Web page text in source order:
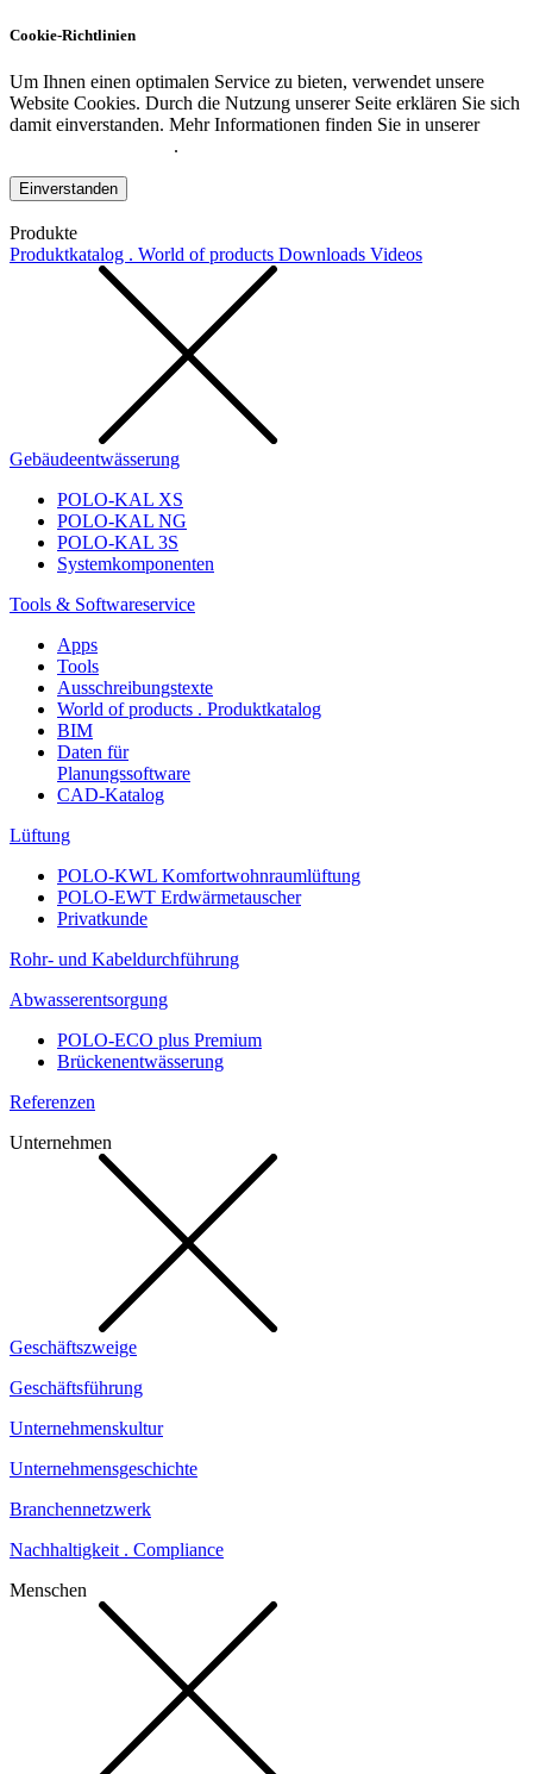
Cookie-Richtlinien
Um Ihnen einen optimalen Service zu bieten, verwendet unsere
Website Cookies. Durch die Nutzung unserer Seite erklären Sie sich
damit einverstanden. Mehr Informationen finden Sie in unserer
.
Einverstanden
Produkte
Produktkatalog . World of products Downloads Videos
Gebäudeentwässerung
POLO-KAL XS
POLO-KAL NG
POLO-KAL 3S
Systemkomponenten
Tools & Softwareservice
Apps
Tools
Ausschreibungstexte
World of products . Produktkatalog
BIM
Daten für
Planungssoftware
CAD-Katalog
Lüftung
POLO-KWL Komfortwohnraumlüftung
POLO-EWT Erdwärmetauscher
Privatkunde
Rohr- und Kabeldurchführung
Abwasserentsorgung
POLO-ECO plus Premium
Brückenentwässerung
Referenzen
Unternehmen
Geschäftszweige
Geschäftsführung
Unternehmenskultur
Unternehmensgeschichte
Branchennetzwerk
Nachhaltigkeit . Compliance
Menschen